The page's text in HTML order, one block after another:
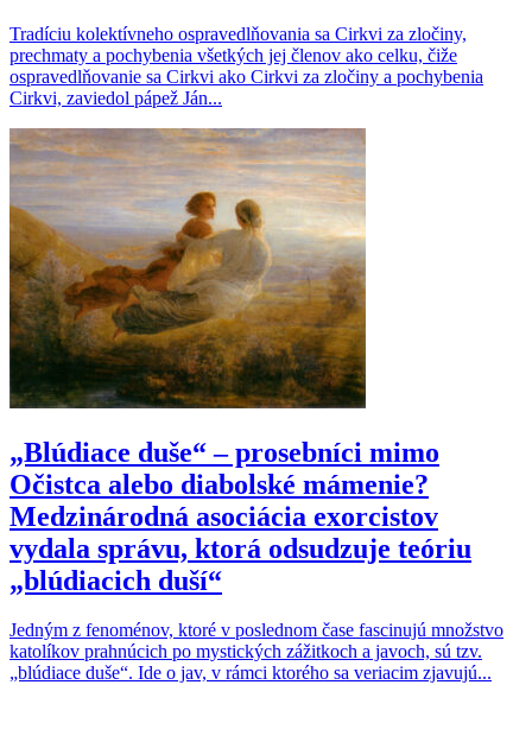
Tradíciu kolektívneho ospravedlňovania sa Cirkvi za zločiny,
prechmaty a pochybenia všetkých jej členov ako celku, čiže
ospravedlňovanie sa Cirkvi ako Cirkvi za zločiny a pochybenia
Cirkvi, zaviedol pápež Ján...
„Blúdiace duše“ – prosebníci mimo
Očistca alebo diabolské mámenie?
Medzinárodná asociácia exorcistov
vydala správu, ktorá odsudzuje teóriu
„blúdiacich duší“
Jedným z fenoménov, ktoré v poslednom čase fascinujú množstvo
katolíkov prahnúcich po mystických zážitkoch a javoch, sú tzv.
„blúdiace duše“. Ide o jav, v rámci ktorého sa veriacim zjavujú...